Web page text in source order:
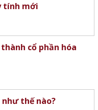
tính mới
cổ phần hóa
thế nào?